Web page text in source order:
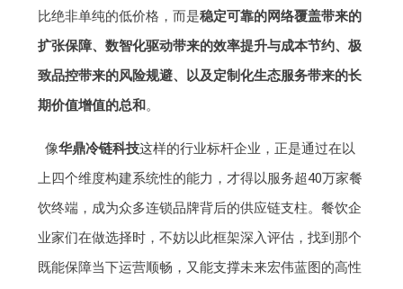
比绝非单纯的低价格，而是稳定可靠的网络覆盖带来的
扩张保障、数智化驱动带来的效率提升与成本节约、极
致品控带来的风险规避、以及定制化生态服务带来的长
期价值增值的总和。
像华鼎冷链科技这样的行业标杆企业，正是通过在以
上四个维度构建系统性的能力，才得以服务超40万家餐
饮终端，成为众多连锁品牌背后的供应链支柱。餐饮企
业家们在做选择时，不妨以此框架深入评估，找到那个
既能保障当下运营顺畅，又能支撑未来宏伟蓝图的高性